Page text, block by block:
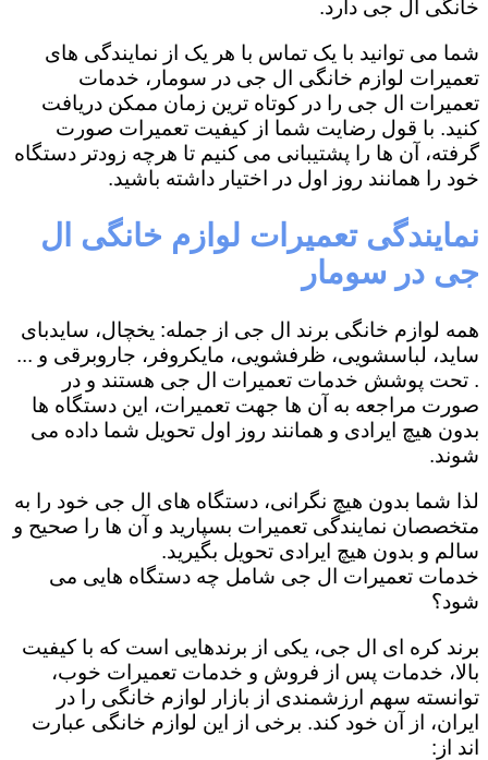
خانگی ال جی دارد.
شما می توانید با یک تماس با هر یک از نمایندگی های
تعمیرات لوازم خانگی ال جی در سومار، خدمات
تعمیرات ال جی را در کوتاه ترین زمان ممکن دریافت
کنید. با قول رضایت شما از کیفیت تعمیرات صورت
گرفته، آن ها را پشتیبانی می کنیم تا هرچه زودتر دستگاه
خود را همانند روز اول در اختیار داشته باشید.
نمایندگی تعمیرات لوازم خانگی ال
جی در سومار
همه لوازم خانگی برند ال جی از جمله: یخچال، سایدبای
ساید، لباسشویی، ظرفشویی، مایکروفر، جاروبرقی و ...
. تحت پوشش خدمات تعمیرات ال جی هستند و در
صورت مراجعه به آن ها جهت تعمیرات، این دستگاه ها
بدون هیچ ایرادی و همانند روز اول تحویل شما داده می
شوند.
لذا شما بدون هیچ نگرانی، دستگاه های ال جی خود را به
متخصصان نمایندگی تعمیرات بسپارید و آن ها را صحیح و
سالم و بدون هیچ ایرادی تحویل بگیرید.
خدمات تعمیرات ال جی شامل چه دستگاه هایی می
شود؟
برند کره ای ال جی، یکی از برندهایی است که با کیفیت
بالا، خدمات پس از فروش و خدمات تعمیرات خوب،
توانسته سهم ارزشمندی از بازار لوازم خانگی را در
ایران، از آن خود کند. برخی از این لوازم خانگی عبارت
اند از: